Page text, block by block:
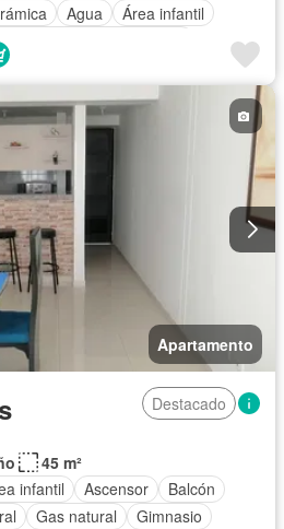
Agua
Área infantil
con discapacidad
Permite niños
Apartamento
Destacado
45 m²
infantil Ascensor
Balcón
Gas natural
Gimnasio